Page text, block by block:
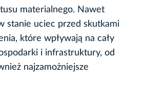
materialnego. Nawet
stanie uciec przed skutkami
które wpływają na cały
i infrastruktury, od
najzamożniejsze